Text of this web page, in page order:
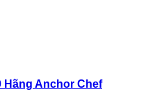
Hãng Anchor Chef